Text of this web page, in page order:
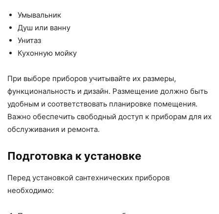
Умывальник
Душ или ванну
Унитаз
Кухонную мойку
При выборе приборов учитывайте их размеры,
функциональность и дизайн. Размещение должно быть
удобным и соответствовать планировке помещения.
Важно обеспечить свободный доступ к приборам для их
обслуживания и ремонта.
Подготовка к установке
Перед установкой сантехнических приборов
необходимо: